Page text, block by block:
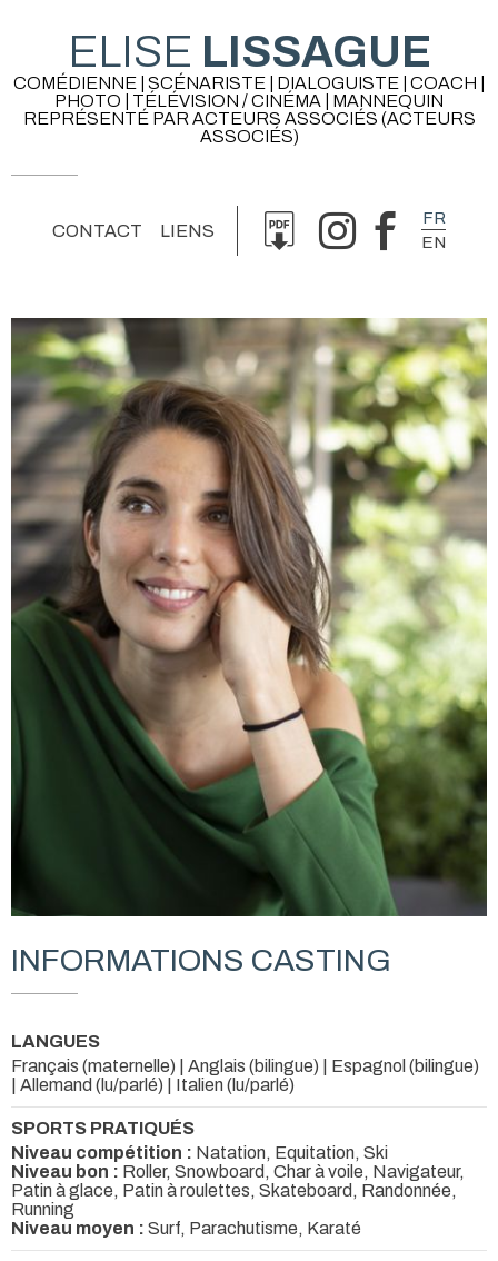
ELISE LISSAGUE
COMÉDIENNE | SCÉNARISTE | DIALOGUISTE | COACH |
PHOTO | TÉLÉVISION / CINÉMA | MANNEQUIN
REPRÉSENTÉ PAR ACTEURS ASSOCIÉS (ACTEURS
ASSOCIÉS)
CONTACT LIENS
FR
EN
INFORMATIONS CASTING
LANGUES
Français (maternelle) | Anglais (bilingue) | Espagnol (bilingue)
| Allemand (lu/parlé) | Italien (lu/parlé)
SPORTS PRATIQUÉS
Niveau compétition : Natation, Equitation, Ski
Niveau bon : Roller, Snowboard, Char à voile, Navigateur,
Patin à glace, Patin à roulettes, Skateboard, Randonnée,
Running
Niveau moyen : Surf, Parachutisme, Karaté